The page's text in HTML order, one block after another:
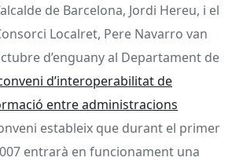
de Barcelona, Jordi Hereu, i el
Localret, Pere Navarro van
d’enguany al Departament de
d’interoperabilitat de
entre administracions
estableix que durant el primer
entrarà en funcionament una